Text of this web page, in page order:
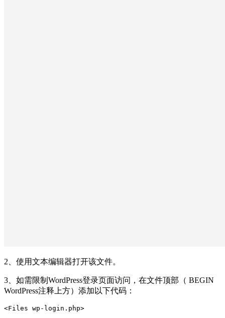
2、使用文本编辑器打开该文件。
3、如需限制WordPress登录页面访问，在文件顶部（ BEGIN
WordPress注释上方）添加以下代码：
<Files wp-login.php>